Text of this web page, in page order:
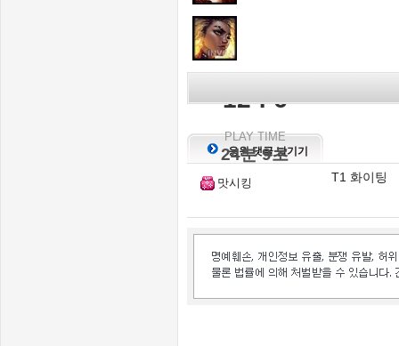
12 : 6
PLAY TIME
24분 9초
응원 댓글 남기기
맛시킹 T1 화이팅